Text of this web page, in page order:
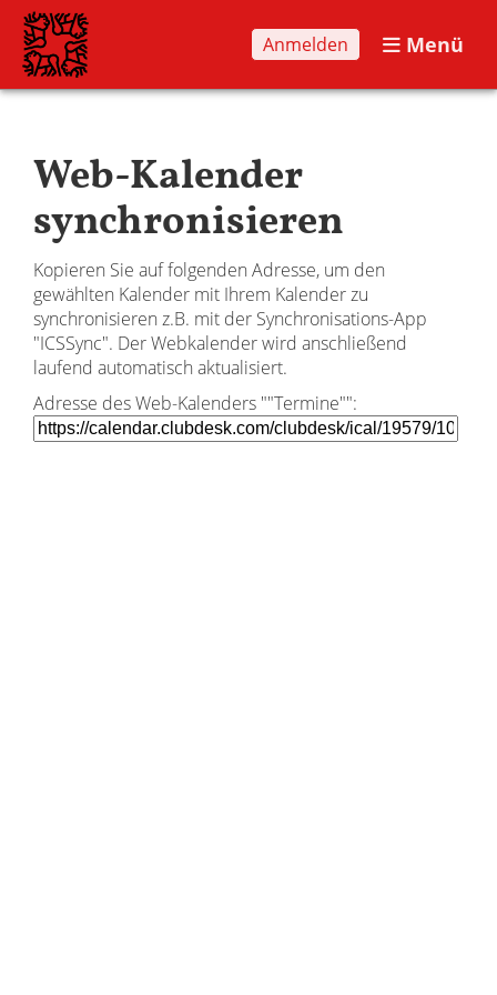
Anmelden Menü
Web-Kalender
synchronisieren
Kopieren Sie auf folgenden Adresse, um den
gewählten Kalender mit Ihrem Kalender zu
synchronisieren z.B. mit der Synchronisations-App
"ICSSync". Der Webkalender wird anschließend
laufend automatisch aktualisiert.
Adresse des Web-Kalenders ""Termine"":